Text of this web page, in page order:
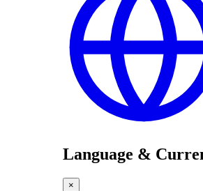
Language &
×